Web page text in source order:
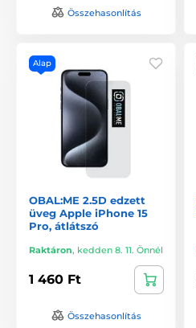
Összehasonlítás
Alap
OBAL:ME 2.5D edzett
üveg Apple iPhone 15
Pro, átlátszó
Raktáron, kedden 8. 11. Önnél
1 460 Ft
Összehasonlítás